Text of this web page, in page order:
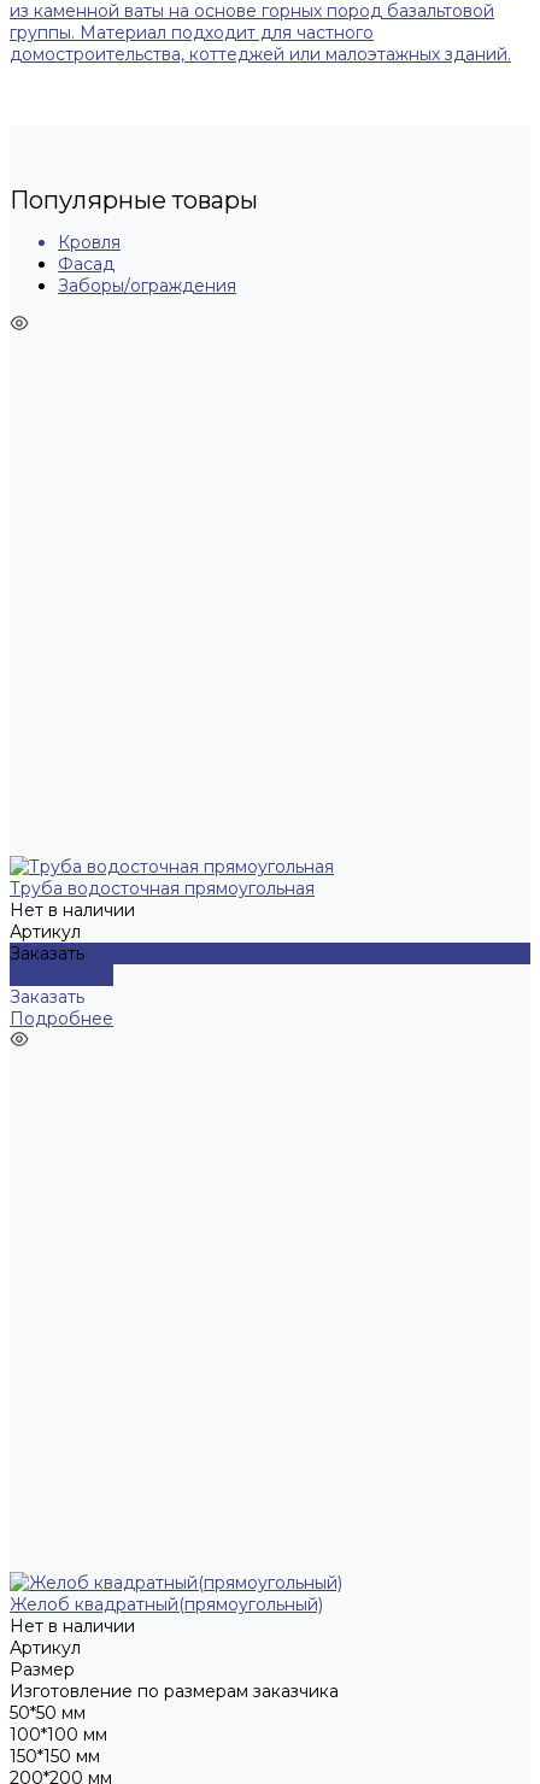
из каменной ваты на основе горных пород базальтовой
группы. Материал подходит для частного
домостроительства, коттеджей или малоэтажных зданий.
Популярные товары
Кровля
Фасад
Заборы/ограждения
Труба водосточная прямоугольная
Нет в наличии
Артикул
Заказать
Заказать
Подробнее
Желоб квадратный(прямоугольный)
Нет в наличии
Артикул
Размер
Изготовление по размерам заказчика
50*50 мм
100*100 мм
150*150 мм
200*200 мм